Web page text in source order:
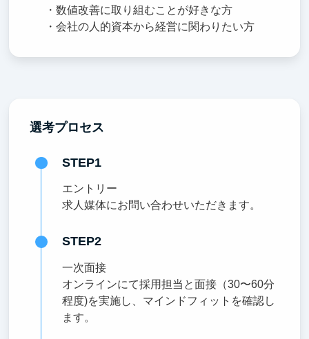
・数値改善に取り組むことが好きな方
・会社の人的資本から経営に関わりたい方
選考プロセス
STEP1
エントリー
求人媒体にお問い合わせいただきます。
STEP2
一次面接
オンラインにて採用担当と面接（30〜60分
程度)を実施し、マインドフィットを確認し
ます。